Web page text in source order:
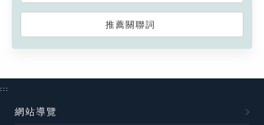
推薦關聯詞
:::
網站導覽